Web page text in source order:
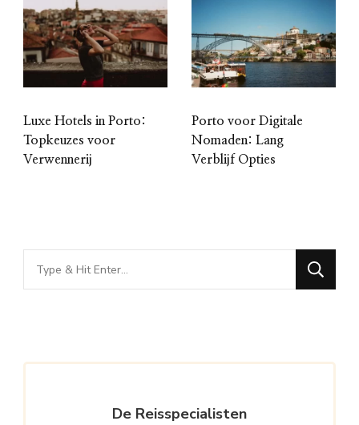
Luxe Hotels in Porto:
Topkeuzes voor
Verwennerij
Porto voor Digitale
Nomaden: Lang
Verblijf Opties
Looking
for
De Reisspecialisten